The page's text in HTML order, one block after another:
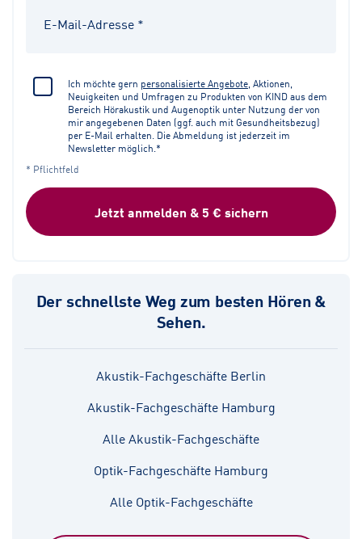
Ich möchte gern personalisierte Angebote, Aktionen,
Neuigkeiten und Umfragen zu Produkten von KIND aus dem
Bereich Hörakustik und Augenoptik unter Nutzung der von
mir angegebenen Daten (ggf. auch mit Gesundheitsbezug)
per E-Mail erhalten. Die Abmeldung ist jederzeit im
Newsletter möglich.*
* Pflichtfeld
Jetzt anmelden & 5 € sichern
Der schnellste Weg zum besten Hören &
Sehen.
Akustik-Fachgeschäfte Berlin
Akustik-Fachgeschäfte Hamburg
Alle Akustik-Fachgeschäfte
Optik-Fachgeschäfte Hamburg
Alle Optik-Fachgeschäfte